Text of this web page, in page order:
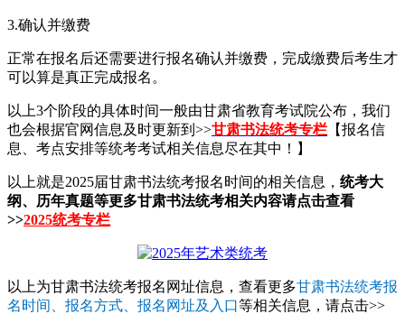
3.确认并缴费
正常在报名后还需要进行报名确认并缴费，完成缴费后考生才
可以算是真正完成报名。
以上3个阶段的具体时间一般由甘肃省教育考试院公布，我们
也会根据官网信息及时更新到>>甘肃书法统考专栏 【报名信
息、考点安排等统考考试相关信息尽在其中！】
以上就是2025届甘肃书法统考报名时间的相关信息， 统考大
纲、历年真题等更多甘肃书法统考相关内容请点击查看
>>2025统考专栏
以上为甘肃书法统考报名网址信息，查看更多甘肃书法统考报
名时间、报名方式、报名网址及入口等相关信息，请点击>>